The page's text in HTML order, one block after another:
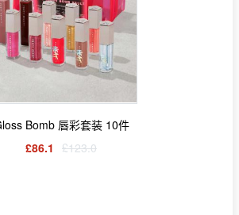
Bomb 唇彩套装 10件
£86.1 £123.0